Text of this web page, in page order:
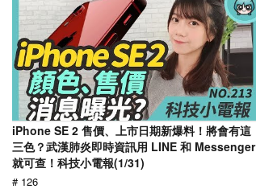
iPhone SE 2 售價、上市日期新爆料！將會有這
三色？武漢肺炎即時資訊用 LINE 和 Messenger
就可查！科技小電報(1/31)
# 126